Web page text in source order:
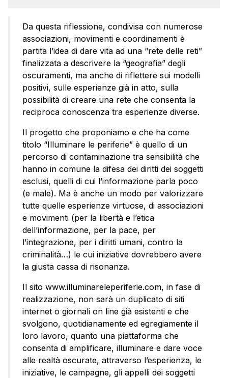
Da questa riflessione, condivisa con numerose
associazioni, movimenti e coordinamenti è
partita l’idea di dare vita ad una “rete delle reti”
finalizzata a descrivere la “geografia” degli
oscuramenti, ma anche di riflettere sui modelli
positivi, sulle esperienze già in atto, sulla
possibilità di creare una rete che consenta la
reciproca conoscenza tra esperienze diverse.
Il progetto che proponiamo e che ha come
titolo “Illuminare le periferie” è quello di un
percorso di contaminazione tra sensibilità che
hanno in comune la difesa dei diritti dei soggetti
esclusi, quelli di cui l’informazione parla poco
(e male). Ma è anche un modo per valorizzare
tutte quelle esperienze virtuose, di associazioni
e movimenti (per la libertà e l’etica
dell’informazione, per la pace, per
l’integrazione, per i diritti umani, contro la
criminalità…) le cui iniziative dovrebbero avere
la giusta cassa di risonanza.
Il sito www.illuminareleperiferie.com, in fase di
realizzazione, non sarà un duplicato di siti
internet o giornali on line già esistenti e che
svolgono, quotidianamente ed egregiamente il
loro lavoro, quanto una piattaforma che
consenta di amplificare, illuminare e dare voce
alle realtà oscurate, attraverso l’esperienza, le
iniziative, le campagne, gli appelli dei soggetti